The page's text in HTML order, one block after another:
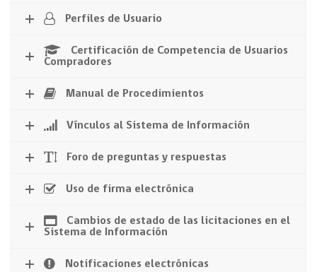
Perfiles de Usuario
Certificación de Competencia de Usuarios
Compradores
Manual de Procedimientos
Vínculos al Sistema de Información
Foro de preguntas y respuestas
Uso de firma electrónica
Cambios de estado de las licitaciones en el
Sistema de Información
Notificaciones electrónicas